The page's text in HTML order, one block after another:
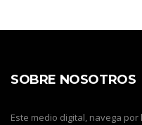
SOBRE NOSOTROS
Este medio digital, navega